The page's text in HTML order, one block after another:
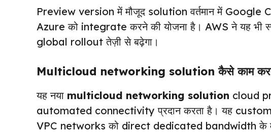
Preview version में मौजूद solution वर्तमान में Google
Azure को integrate करने की योजना है। AWS ने यह भी
global rollout तेज़ी से बढ़ेगा।
Multicloud networking solution कैसे काम
यह नया multicloud networking solution cloud
automated connectivity प्रदान करता है। यह
VPC networks को direct dedicated bandwidth के